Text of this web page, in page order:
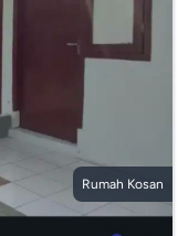
Rumah Kosan